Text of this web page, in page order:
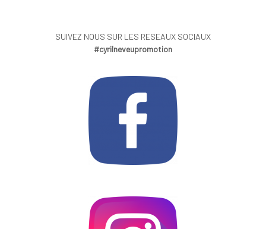
SUIVEZ NOUS SUR LES RESEAUX SOCIAUX
#cyrilneveupromotion